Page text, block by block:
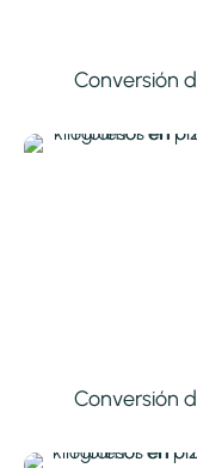
Conversión
Conversión